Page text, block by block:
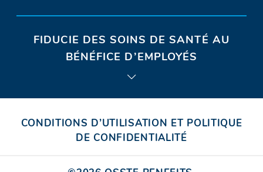
r
s
e
FIDUCIE DES SOINS DE SANTÉ AU
BÉNÉFICE D’EMPLOYÉS
CONDITIONS D’UTILISATION ET POLITIQUE
DE CONFIDENTIALITÉ